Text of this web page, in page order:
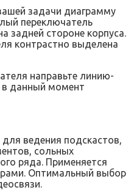
задачи диаграмму
переключатель
задней стороне корпуса.
контрастно выделена
направьте линию-
в данный момент
ведения подскастов,
сольных
ряда. Применяется
Оптимальный выбор